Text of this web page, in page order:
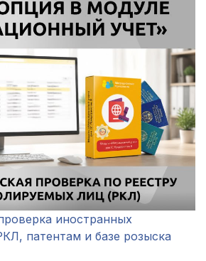
иностранных
патентам и базе розыска